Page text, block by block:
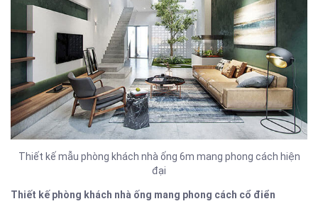
Thiết kế mẫu phòng khách nhà ống 6m mang phong cách hiện
đại
Thiết kế phòng khách nhà ống mang phong cách cổ điển